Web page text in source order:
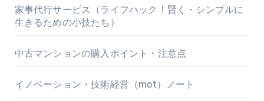
家事代行サービス（ライフハック！賢く・シンプルに
生きるための小技たち）
中古マンションの購入ポイント・注意点
イノベーション・技術経営（mot）ノート